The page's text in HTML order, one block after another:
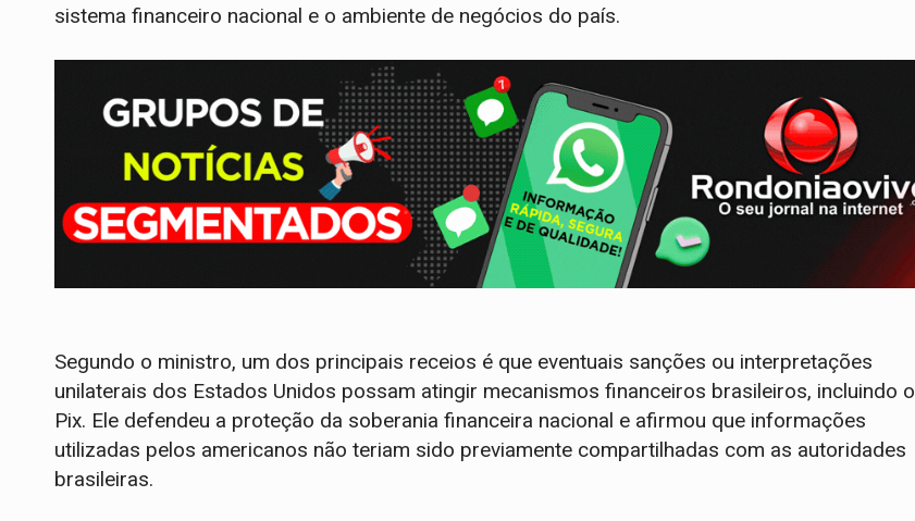
sistema financeiro nacional e o ambiente de negócios do país.
Segundo o ministro, um dos principais receios é que eventuais sanções ou interpretações
unilaterais dos Estados Unidos possam atingir mecanismos financeiros brasileiros, incluindo o
Pix. Ele defendeu a proteção da soberania financeira nacional e afirmou que informações
utilizadas pelos americanos não teriam sido previamente compartilhadas com as autoridades
brasileiras.